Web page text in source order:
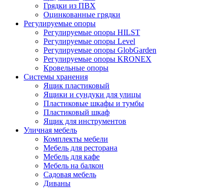
Грядки из ПВХ
Оцинкованные грядки
Регулируемые опоры
Регулируемые опоры HILST
Регулируемые опоры Level
Регулируемые опоры GlobGarden
Регулируемые опоры KRONEX
Кровельные опоры
Системы хранения
Ящик пластиковый
Ящики и сундуки для улицы
Пластиковые шкафы и тумбы
Пластиковый шкаф
Ящик для инструментов
Уличная мебель
Комплекты мебели
Мебель для ресторана
Мебель для кафе
Мебель на балкон
Садовая мебель
Диваны